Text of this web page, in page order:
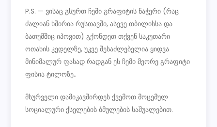
P.S. — ვისაც გსურთ ჩემი გრაფიტის ნაჭერი (რაც
ძალიან ხშირია რუსთავში, ასევე თბილისსა და
ბათუმშიც იპოვით) გქონდეთ თქვენ საკუთარი
ოთახის კედელზე, უკვე შესაძლებელია ყიდვა
მინიმალურ ფასად რადგან ეს ჩემი მეორე გრაფიტი
ფისია ტილოზე..
მსურველი დამიკავშირდეს ქვემოთ მოცემულ
სოციალური ქსელების ბმულების საშუალებით.